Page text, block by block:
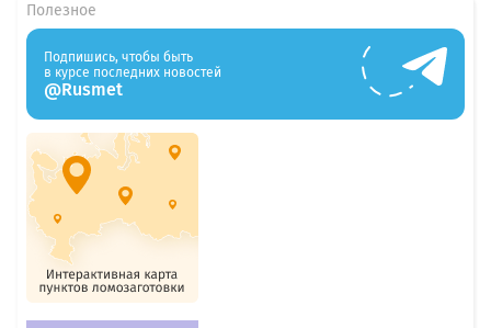
Полезное
Подпишись, чтобы быть
в курсе последних новостей
@Rusmet